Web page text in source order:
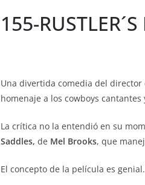
155-
Una divertida comedia del director
homenaje a los cowboys cantantes
La crítica no la entendió en su
Saddles, de Mel Brooks, que
El concepto de la película es genial.